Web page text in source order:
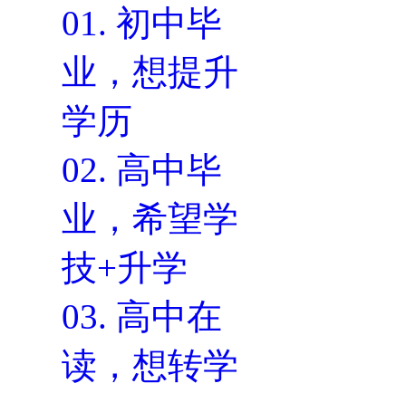
01. 初中毕
业，想提升
学历
02. 高中毕
业，希望学
技+升学
03. 高中在
读，想转学